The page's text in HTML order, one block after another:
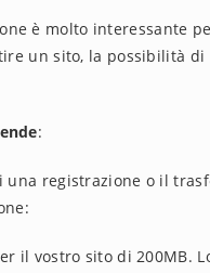
è molto interessante
un sito, la possibilità
:
una registrazione o il
il vostro sito di 200MB.